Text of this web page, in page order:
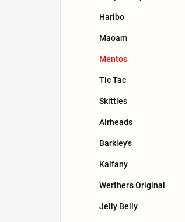
Haribo
Maoam
Mentos
Tic Tac
Skittles
Airheads
Barkley's
Kalfany
Werther’s Original
Jelly Belly